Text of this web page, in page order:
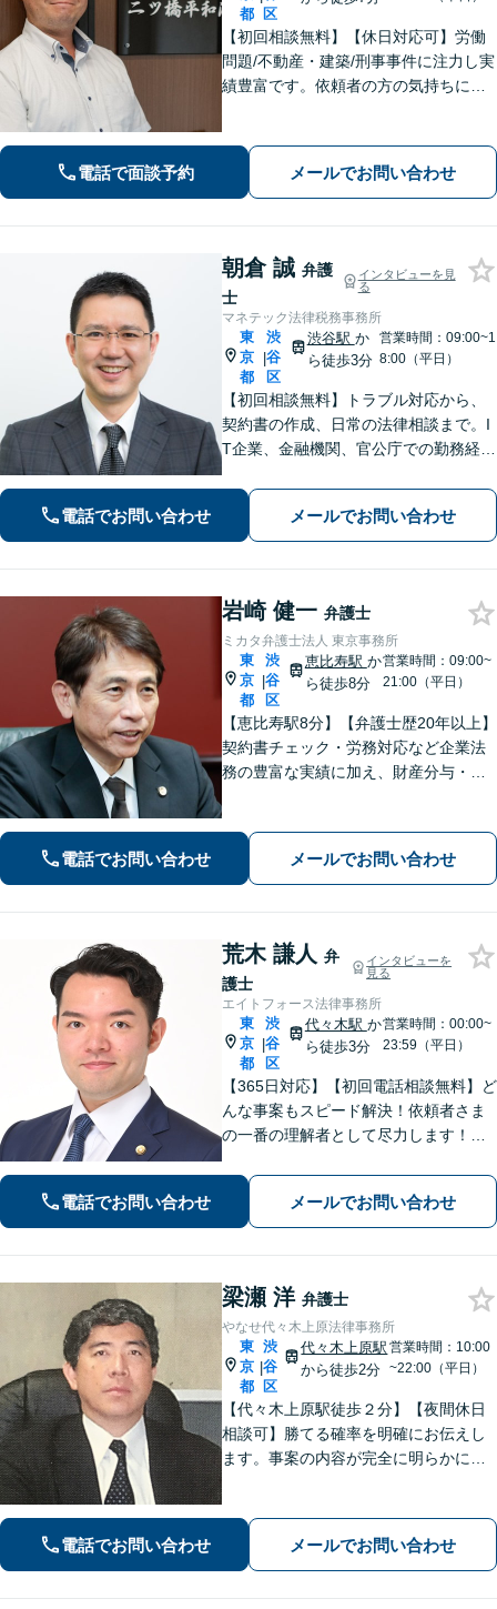
都
区
【初回相談無料】【休日対応可】労働
問題/不動産・建築/刑事事件に注力し実
績豊富です。依頼者の方の気持ちに寄
電話で面談予約 メールでお問い合わせ
朝倉 誠 弁護
士
インタビューを見
る
マネテック法律税務事務所
東
京
都
|
渋
谷
区
渋谷駅 か
ら徒歩3分
営業時間：09:00~1
8:00（平日）
【初回相談無料】トラブル対応から、
契約書の作成、日常の法律相談まで。I
T企業、金融機関、官公庁での勤務経験
を解決に導きます。【電話・メール・
WEB面談可】【渋谷駅6分】
電話でお問い合わせ メールでお問い合わせ
岩崎 健一 弁護士
ミカタ弁護士法人 東京事務所
東
京
都
|
渋
谷
区
恵比寿駅 か
ら徒歩8分
営業時間：09:00~
21:00（平日）
【恵比寿駅8分】【弁護士歴20年以上】
契約書チェック・労務対応など企業法
務の豊富な実績に加え、財産分与・親
寄り添い最適な解決を目指します。
【初回相談可能】【WEB面談可能】
電話でお問い合わせ メールでお問い合わせ
荒木 謙人 弁
護士
インタビューを
見る
エイトフォース法律事務所
東
京
都
|
渋
谷
区
代々木駅 か
ら徒歩3分
営業時間：00:00~
23:59（平日）
【365日対応】【初回電話相談無料】ど
んな事案もスピード解決！依頼者さま
の一番の理解者として尽力します！注
題／インターネット／男女問題／相続
／債権回収／不動産／企業法務など
【完全個室】【代々木駅3分】
電話でお問い合わせ メールでお問い合わせ
梁瀬 洋 弁護士
やなせ代々木上原法律事務所
東
京
都
|
渋
谷
区
代々木上原駅
から徒歩2分
営業時間：10:00
~22:00（平日）
【代々木上原駅徒歩２分】【夜間休日
相談可】勝てる確率を明確にお伝えし
ます。事案の内容が完全に明らかにな
とは一切言いません。安心しておまか
せください。
電話でお問い合わせ メールでお問い合わせ